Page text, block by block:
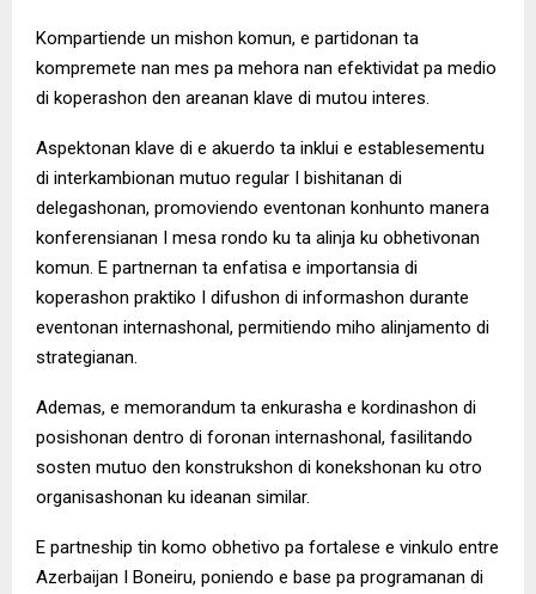
Kompartiende un mishon komun, e partidonan ta
kompremete nan mes pa mehora nan efektividat pa medio
di koperashon den areanan klave di mutou interes.
Aspektonan klave di e akuerdo ta inklui e establesementu
di interkambionan mutuo regular I bishitanan di
delegashonan, promoviendo eventonan konhunto manera
konferensianan I mesa rondo ku ta alinja ku obhetivonan
komun. E partnernan ta enfatisa e importansia di
koperashon praktiko I difushon di informashon durante
eventonan internashonal, permitiendo miho alinjamento di
strategianan.
Ademas, e memorandum ta enkurasha e kordinashon di
posishonan dentro di foronan internashonal, fasilitando
sosten mutuo den konstrukshon di konekshonan ku otro
organisashonan ku ideanan similar.
E partneship tin komo obhetivo pa fortalese e vinkulo entre
Azerbaijan I Boneiru, poniendo e base pa programanan di